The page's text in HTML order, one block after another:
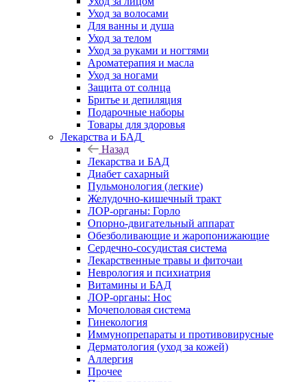
Уход за волосами
Для ванны и душа
Уход за телом
Уход за руками и ногтями
Ароматерапия и масла
Уход за ногами
Защита от солнца
Бритье и депиляция
Подарочные наборы
Товары для здоровья
Лекарства и БАД
Назад
Лекарства и БАД
Диабет сахарный
Пульмонология (легкие)
Желудочно-кишечный тракт
ЛОР-органы: Горло
Опорно-двигательный аппарат
Обезболивающие и жаропонижающие
Сердечно-сосудистая система
Лекарственные травы и фиточаи
Неврология и психиатрия
Витамины и БАД
ЛОР-органы: Нос
Мочеполовая система
Гинекология
Иммунопрепараты и противовирусные
Дерматология (уход за кожей)
Аллергия
Прочее